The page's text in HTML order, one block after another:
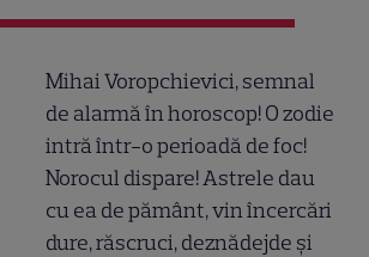
Mihai Voropchievici, semnal
de alarmă în horoscop! O zodie
intră într-o perioadă de foc!
Norocul dispare! Astrele dau
cu ea de pământ, vin încercări
dure, răscruci, deznădejde și